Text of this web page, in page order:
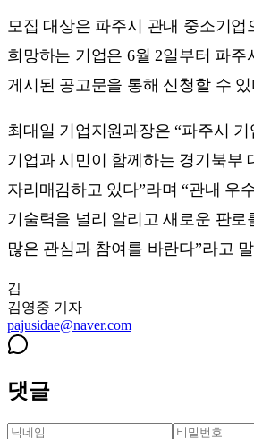
모집 대상은 파주시 관내 중소기업
희망하는 기업은 6월 2일부터 파주
게시된 공고문을 통해 신청할 수 있
최대일 기업지원과장은 “파주시
기업과 시민이 함께하는 경기북부
자리매김하고 있다”라며 “관내 우
기술력을 널리 알리고 새로운 판로
많은 관심과 참여를 바란다”라고
김
김영중 기자
pajusidae@naver.com
댓글